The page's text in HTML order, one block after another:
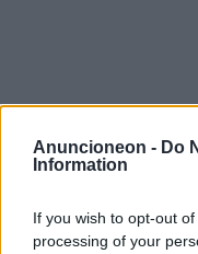
Anuncioneon - Do
Information
If you wish to opt-out
processing of your